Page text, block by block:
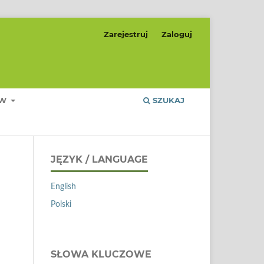
SZUKAJ
Zarejestruj Zaloguj
JĘZYK / LANGUAGE
English
Polski
SŁOWA KLUCZOWE